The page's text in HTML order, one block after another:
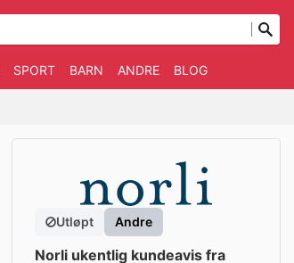
SPORT BARN ANDRE BLOG
Utløpt Andre
Norli ukentlig kundeavis fra